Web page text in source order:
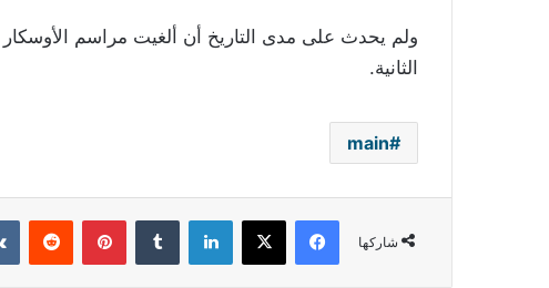
ولم يحدث على مدى التاريخ أن ألغيت مراسم
الثانية.
main
شاركها
فيسبوك ‫X لينكدإن بينتيريست